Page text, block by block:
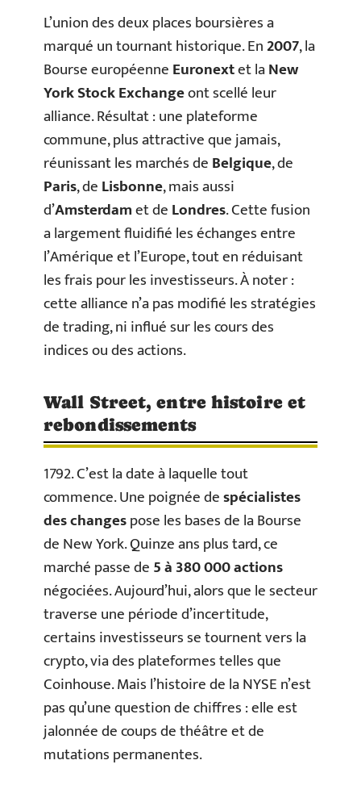
L’union des deux places boursières a
marqué un tournant historique. En2007, la
Bourse européenneEuronextet laNew
York Stock Exchangeont scellé leur
alliance. Résultat : une plateforme
commune, plus attractive que jamais,
réunissant les marchés deBelgique, de
Paris, deLisbonne, mais aussi
d’Amsterdamet deLondres. Cette fusion
a largement fluidifié les échanges entre
l’Amérique et l’Europe, tout en réduisant
les frais pour les investisseurs. À noter :
cette alliance n’a pas modifié les stratégies
de trading, ni influé sur les cours des
indices ou des actions.
Wall Street, entre histoire et
rebondissements
1792. C’est la date à laquelle tout
commence. Une poignée despécialistes
des changespose les bases de la Bourse
de New York. Quinze ans plus tard, ce
marché passe de5 à 380 000 actions
négociées. Aujourd’hui, alors que le secteur
traverse une période d’incertitude,
certains investisseurs se tournent vers la
crypto, via des plateformes telles que
Coinhouse. Mais l’histoire de la NYSE n’est
pas qu’une question de chiffres : elle est
jalonnée de coups de théâtre et de
mutations permanentes.